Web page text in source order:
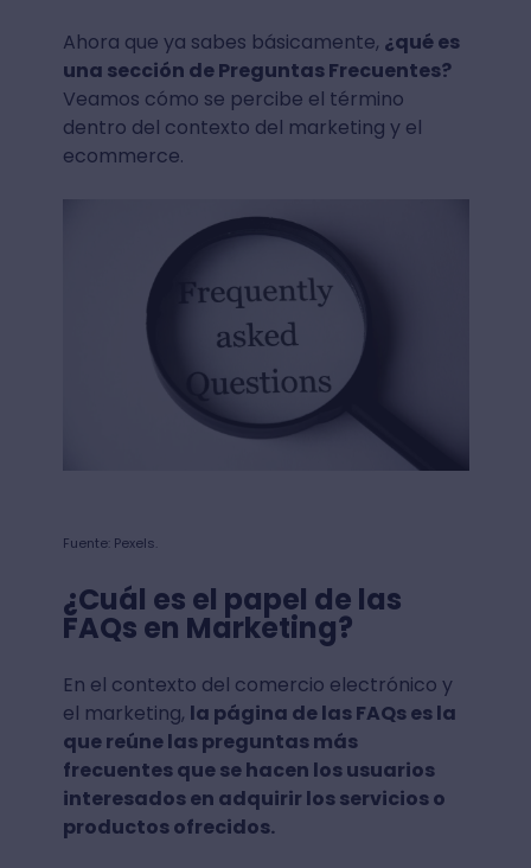
Ahora que ya sabes básicamente, ¿qué es
una sección de Preguntas Frecuentes?
Veamos cómo se percibe el término
dentro del contexto del marketing y el
ecommerce.
Fuente: Pexels.
¿Cuál es el papel de las
FAQs en Marketing?
En el contexto del comercio electrónico y
el marketing, la página de las FAQs es la
que reúne las preguntas más
frecuentes que se hacen los usuarios
interesados en adquirir los servicios o
productos ofrecidos.